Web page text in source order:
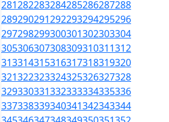
281282283284285286287288
289290291292293294295296
297298299300301302303304
305306307308309310311312
313314315316317318319320
321322323324325326327328
329330331332333334335336
337338339340341342343344